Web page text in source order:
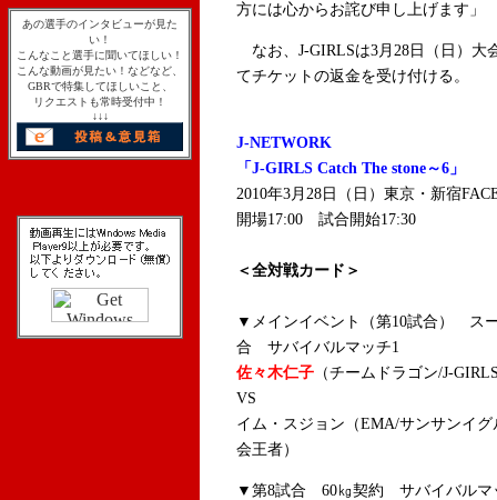
あの選手のインタビューが見た
い！
こんなこと選手に聞いてほしい！
こんな動画が見たい！などなど、
GBRで特集してほしいこと、
リクエストも常時受付中！
↓↓↓
方には心からお詫び申し上げます」
なお、J-GIRLSは3月28日（日）大
てチケットの返金を受け付ける。
J-NETWORK
「J-GIRLS Catch The stone～6」
2010年3月28日（日）東京・新宿
開場17:00 試合開始17:30
＜全対戦カード＞
▼メインイベント（第10試合） ス
合 サバイバルマッチ1
佐々木仁子 （チームドラゴン/J-
VS
イム・スジョン（EMA/サンサンイ
会王者）
▼第8試合 60㎏契約 サバイバルマ